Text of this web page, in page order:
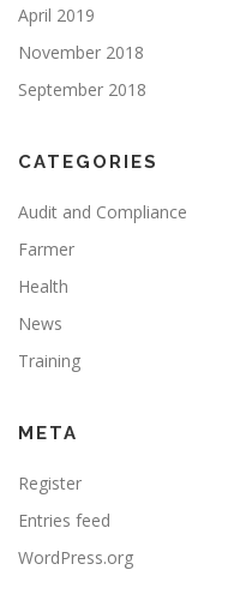
April 2019
November 2018
September 2018
CATEGORIES
Audit and Compliance
Farmer
Health
News
Training
META
Register
Entries feed
WordPress.org